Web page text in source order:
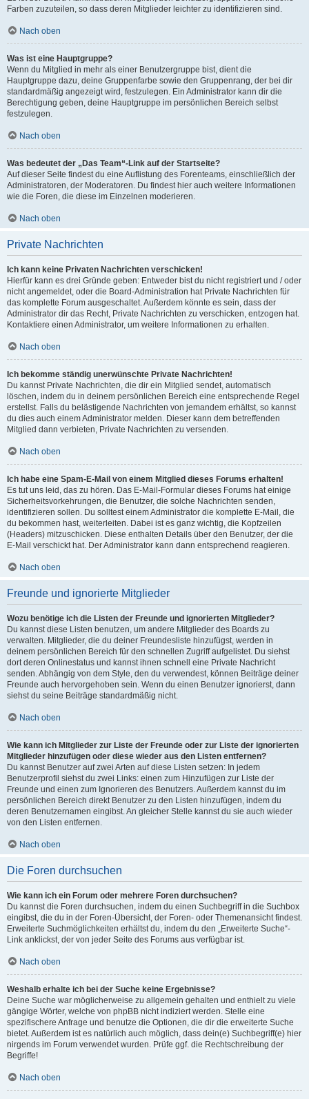
Farben zuzuteilen, so dass deren Mitglieder leichter zu identifizieren sind.
Nach oben
Was ist eine Hauptgruppe?
Wenn du Mitglied in mehr als einer Benutzergruppe bist, dient die
Hauptgruppe dazu, deine Gruppenfarbe sowie den Gruppenrang, der bei dir
standardmäßig angezeigt wird, festzulegen. Ein Administrator kann dir die
Berechtigung geben, deine Hauptgruppe im persönlichen Bereich selbst
festzulegen.
Nach oben
Was bedeutet der „Das Team“-Link auf der Startseite?
Auf dieser Seite findest du eine Auflistung des Forenteams, einschließlich der
Administratoren, der Moderatoren. Du findest hier auch weitere Informationen
wie die Foren, die diese im Einzelnen moderieren.
Nach oben
Private Nachrichten
Ich kann keine Privaten Nachrichten verschicken!
Hierfür kann es drei Gründe geben: Entweder bist du nicht registriert und / oder
nicht angemeldet, oder die Board-Administration hat Private Nachrichten für
das komplette Forum ausgeschaltet. Außerdem könnte es sein, dass der
Administrator dir das Recht, Private Nachrichten zu verschicken, entzogen hat.
Kontaktiere einen Administrator, um weitere Informationen zu erhalten.
Nach oben
Ich bekomme ständig unerwünschte Private Nachrichten!
Du kannst Private Nachrichten, die dir ein Mitglied sendet, automatisch
löschen, indem du in deinem persönlichen Bereich eine entsprechende Regel
erstellst. Falls du belästigende Nachrichten von jemandem erhältst, so kannst
du dies auch einem Administrator melden. Dieser kann dem betreffenden
Mitglied dann verbieten, Private Nachrichten zu versenden.
Nach oben
Ich habe eine Spam-E-Mail von einem Mitglied dieses Forums erhalten!
Es tut uns leid, das zu hören. Das E-Mail-Formular dieses Forums hat einige
Sicherheitsvorkehrungen, die Benutzer, die solche Nachrichten senden,
identifizieren sollen. Du solltest einem Administrator die komplette E-Mail, die
du bekommen hast, weiterleiten. Dabei ist es ganz wichtig, die Kopfzeilen
(Headers) mitzuschicken. Diese enthalten Details über den Benutzer, der die
E-Mail verschickt hat. Der Administrator kann dann entsprechend reagieren.
Nach oben
Freunde und ignorierte Mitglieder
Wozu benötige ich die Listen der Freunde und ignorierten Mitglieder?
Du kannst diese Listen benutzen, um andere Mitglieder des Boards zu
verwalten. Mitglieder, die du deiner Freundesliste hinzufügst, werden in
deinem persönlichen Bereich für den schnellen Zugriff aufgelistet. Du siehst
dort deren Onlinestatus und kannst ihnen schnell eine Private Nachricht
senden. Abhängig von dem Style, den du verwendest, können Beiträge deiner
Freunde auch hervorgehoben sein. Wenn du einen Benutzer ignorierst, dann
siehst du seine Beiträge standardmäßig nicht.
Nach oben
Wie kann ich Mitglieder zur Liste der Freunde oder zur Liste der ignorierten
Mitglieder hinzufügen oder diese wieder aus den Listen entfernen?
Du kannst Benutzer auf zwei Arten auf diese Listen setzen: In jedem
Benutzerprofil siehst du zwei Links: einen zum Hinzufügen zur Liste der
Freunde und einen zum Ignorieren des Benutzers. Außerdem kannst du im
persönlichen Bereich direkt Benutzer zu den Listen hinzufügen, indem du
deren Benutzernamen eingibst. An gleicher Stelle kannst du sie auch wieder
von den Listen entfernen.
Nach oben
Die Foren durchsuchen
Wie kann ich ein Forum oder mehrere Foren durchsuchen?
Du kannst die Foren durchsuchen, indem du einen Suchbegriff in die Suchbox
eingibst, die du in der Foren-Übersicht, der Foren- oder Themenansicht findest.
Erweiterte Suchmöglichkeiten erhältst du, indem du den „Erweiterte Suche“-
Link anklickst, der von jeder Seite des Forums aus verfügbar ist.
Nach oben
Weshalb erhalte ich bei der Suche keine Ergebnisse?
Deine Suche war möglicherweise zu allgemein gehalten und enthielt zu viele
gängige Wörter, welche von phpBB nicht indiziert werden. Stelle eine
spezifischere Anfrage und benutze die Optionen, die dir die erweiterte Suche
bietet. Außerdem ist es natürlich auch möglich, dass dein(e) Suchbegriff(e) hier
nirgends im Forum verwendet wurden. Prüfe ggf. die Rechtschreibung der
Begriffe!
Nach oben